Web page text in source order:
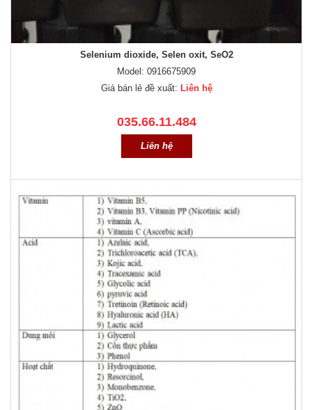
Selenium dioxide, Selen oxit, SeO2
Model: 0916675909
Giá bán lẻ đề xuất: Liên hệ
035.66.11.484
Liên hệ